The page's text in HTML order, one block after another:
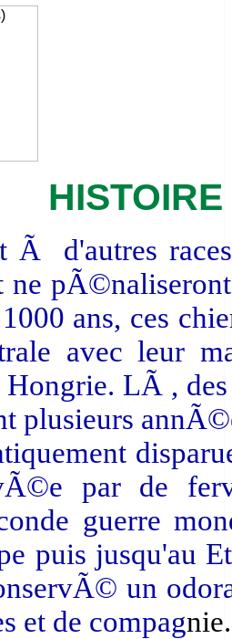
Ã d'autres
ne
ans, ces
avec leur
LÃ ,
plusieurs
par de
guerre
puis jusqu'au
un
et de compagnie.